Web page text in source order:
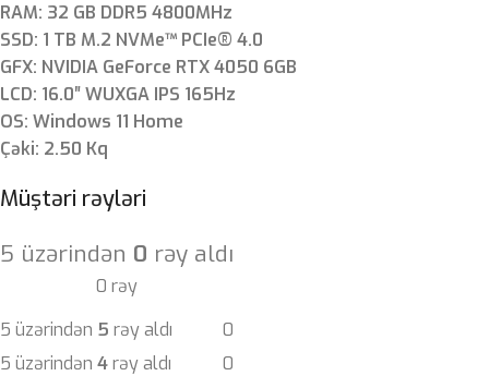
RAM: 32 GB DDR5 4800MHz
SSD: 1 TB M.2 NVMe™ PCIe® 4.0
GFX: NVIDIA GeForce RTX 4050 6GB
LCD: 16.0″ WUXGA IPS 165Hz
OS: Windows 11 Home
Çəki: 2.50 Kq
Müştəri rəyləri
5 üzərindən 0 rəy aldı
0 rəy
5 üzərindən 5 rəy aldı
0
5 üzərindən 4rəy aldı 0